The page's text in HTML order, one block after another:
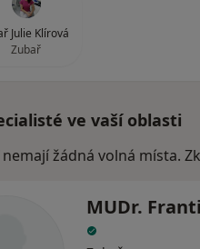
Julie Klírová
Zubař
ve vaší oblasti
nemají žádná volná místa.
MUDr.